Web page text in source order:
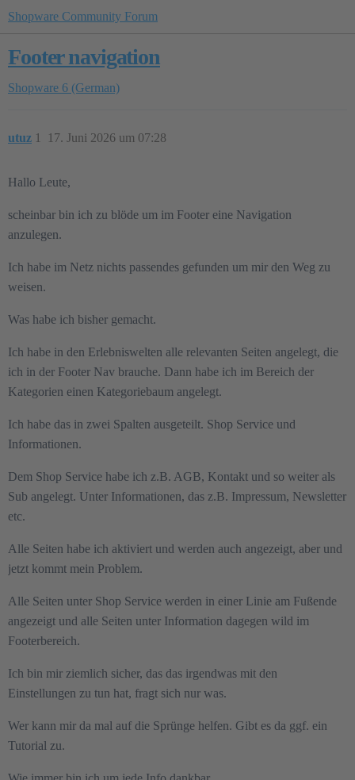
Shopware Community Forum
Footer navigation
Shopware 6 (German)
utuz 17. Juni 2026 um 07:28
1
Hallo Leute,
scheinbar bin ich zu blöde um im Footer eine Navigation
anzulegen.
Ich habe im Netz nichts passendes gefunden um mir den Weg zu
weisen.
Was habe ich bisher gemacht.
Ich habe in den Erlebniswelten alle relevanten Seiten angelegt, die
ich in der Footer Nav brauche. Dann habe ich im Bereich der
Kategorien einen Kategoriebaum angelegt.
Ich habe das in zwei Spalten ausgeteilt. Shop Service und
Informationen.
Dem Shop Service habe ich z.B. AGB, Kontakt und so weiter als
Sub angelegt. Unter Informationen, das z.B. Impressum, Newsletter
etc.
Alle Seiten habe ich aktiviert und werden auch angezeigt, aber und
jetzt kommt mein Problem.
Alle Seiten unter Shop Service werden in einer Linie am Fußende
angezeigt und alle Seiten unter Information dagegen wild im
Footerbereich.
Ich bin mir ziemlich sicher, das das irgendwas mit den
Einstellungen zu tun hat, fragt sich nur was.
Wer kann mir da mal auf die Sprünge helfen. Gibt es da ggf. ein
Tutorial zu.